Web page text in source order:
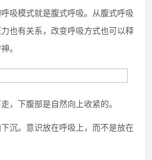
吸模式就是腹式呼吸。从腹式呼吸
也有关系，改变呼吸方式也可以释
。
，下腹部是自然向上收紧的。
沉。意识放在呼吸上，而不是放在